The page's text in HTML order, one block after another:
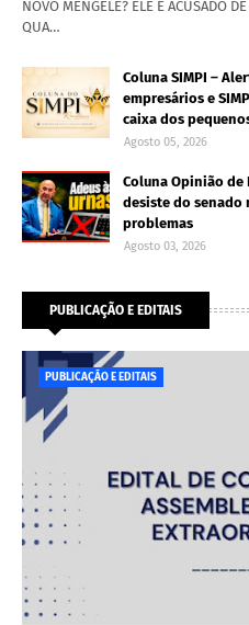
NOVO MENGELE? ELE É ACUSADO
QUA…
Coluna SIMPI –
empresários e
caixa dos
Agosto 05, 2026
Coluna Opinião de
desiste do senado
problemas
Agosto 03, 2026
PUBLICAÇÃO E EDITAIS
PUBLICAÇÃO E EDITAIS